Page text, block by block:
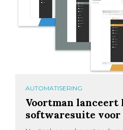
AUTOMATISERING
Voortman lanceert
softwaresuite